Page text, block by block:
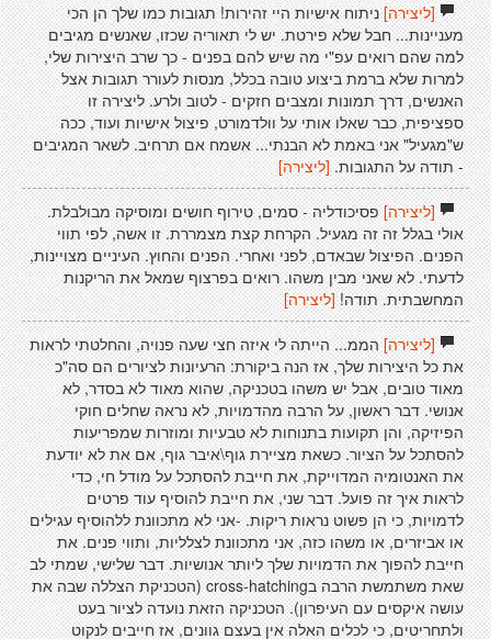
[ליצירה]ניתוח אישיות היי זהירות! תגובות כמו שלך הן הכי
מעניינות... חבל שלא פירטת. יש לי תאוריה שכזו, שאנשים מגיבים
למה שהם רואים עפ"י מה שיש להם בפנים - כך שרב היצירות שלי,
למרות שלא ברמת ביצוע טובה בכלל, מנסות לעורר תגובות אצל
האנשים, דרך תמונות ומצבים חזקים - לטוב ולרע. ליצירה זו
ספציפית, כבר שאלו אותי על וולדמורט, פיצול אישיות ועוד, ככה
ש"מגעיל" אני באמת לא הבנתי... אשמח אם תרחיב. לשאר המגיבים
- תודה על התגובות. [ליצירה]
[ליצירה]פסיכודליה - סמים, טירוף חושים ומוסיקה מבולבלת.
אולי בגלל זה זה מגעיל. הקרחת קצת מצמררת. זו אשה, לפי תווי
הפנים. הפיצול שבאדם, לפני ואחרי. הפנים והחוץ. העיניים מצויינות,
לדעתי. לא שאני מבין משהו. רואים בפרצוף שמאל את הריקנות
המחשבתית. תודה![ליצירה]
[ליצירה]הממ... הייתה לי איזה חצי שעה פנויה, והחלטתי לראות
את כל היצירות שלך, אז הנה ביקורת: הרעיונות לציורים הם סה"כ
מאוד טובים, אבל יש משהו בטכניקה, שהוא מאוד לא בסדר, לא
אנושי. דבר ראשון, על הרבה מהדמויות, לא נראה שחלים חוקי
הפיזיקה, והן תקועות בתנוחות לא טבעיות ומוזרות שמפריעות
להסתכל על הציור. כשאת מציירת גוף\איבר גוף, אם את לא יודעת
את האנטומיה המדוייקת, את חייבת להסתכל על מודל חי, כדי
לראות איך זה פועל. דבר שני, את חייבת להוסיף עוד פרטים
לדמויות, כי הן פשוט נראות ריקות. -אני לא מתכוונת ללהוסיף עגילים
או אביזרים, או משהו כזה, אני מתכוונת לצלליות, ותווי פנים. את
חייבת להפוך את הדמויות שלך ליותר אנושיות. דבר שלישי, שמתי לב
שאת משתמשת הרבה בcross-hatching (הטכניקת הצללה שבה את
עושה איקסים עם העיפרון). הטכניקה הזאת נועדה לציור בעט
ולתחריטים, כי לכלים האלה אין בעצם גוונים, אז חייבים לנקוט